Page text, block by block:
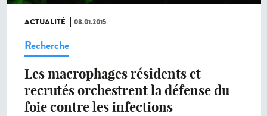
ACTUALITÉ 08.01.2015
Recherche
Les macrophages résidents et
recrutés orchestrent la défense du
foie contre les infections